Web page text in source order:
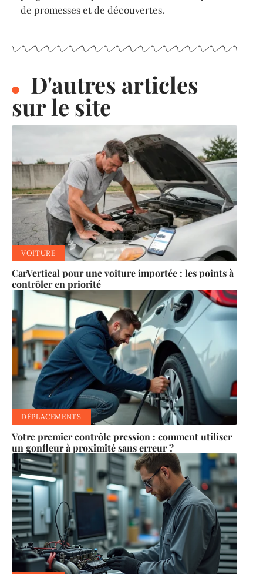
de promesses et de découvertes.
D'autres articles
sur le site
VOITURE
CarVertical pour une voiture importée : les points à
contrôler en priorité
DÉPLACEMENTS
Votre premier contrôle pression : comment utiliser
un gonfleur à proximité sans erreur ?